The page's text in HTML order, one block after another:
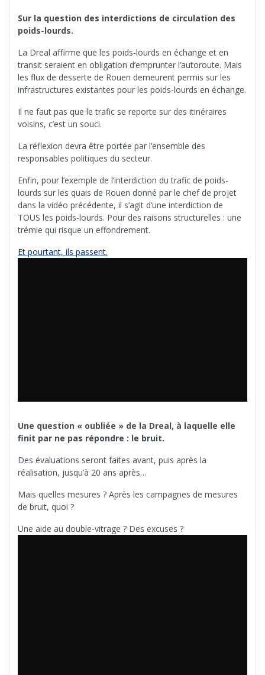
Sur la question des interdictions de circulation des
poids-lourds.
La Dreal affirme que les poids-lourds en échange et en
transit seraient en obligation d’emprunter l’autoroute. Mais
les flux de desserte de Rouen demeurent permis sur les
infrastructures existantes pour les poids-lourds en échange.
Il ne faut pas que le trafic se reporte sur des itinéraires
voisins, c’est un souci.
La réflexion devra être portée par l’ensemble des
responsables politiques du secteur.
Enfin, pour l’exemple de l’interdiction du trafic de poids-
lourds sur les quais de Rouen donné par le chef de projet
dans la vidéo précédente, il s’agit d’une interdiction de
TOUS les poids-lourds. Pour des raisons structurelles : une
trémie qui risque un effondrement.
Et pourtant, ils passent.
Une question « oubliée » de la Dreal, à laquelle elle
finit par ne pas répondre : le bruit.
Des évaluations seront faites avant, puis après la
réalisation, jusqu’à 20 ans après…
Mais quelles mesures ? Après les campagnes de mesures
de bruit, quoi ?
Une aide au double-vitrage ? Des excuses ?